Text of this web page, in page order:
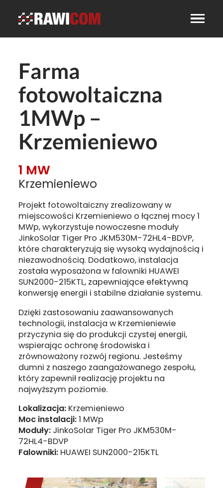
Farma
fotowoltaiczna
1MWp –
Krzemieniewo
1 MW
Krzemieniewo
Projekt fotowoltaiczny zrealizowany w
miejscowości Krzemieniewo o łącznej mocy 1
MWp, wykorzystuje nowoczesne moduły
JinkoSolar Tiger Pro JKM530M-72HL4-BDVP,
które charakteryzują się wysoką wydajnością i
niezawodnością. Dodatkowo, instalacja
została wyposażona w falowniki HUAWEI
SUN2000-215KTL, zapewniające efektywną
konwersję energii i stabilne działanie systemu.
Dzięki zastosowaniu zaawansowanych
technologii, instalacja w Krzemieniewie
przyczynia się do produkcji czystej energii,
wspierając ochronę środowiska i
zrównoważony rozwój regionu. Jesteśmy
dumni z naszego zaangażowanego zespołu,
który zapewnił realizację projektu na
najwyższym poziomie.
Lokalizacja:Krzemieniewo
Moc instalacji:1 MWp
Moduły:JinkoSolar Tiger Pro JKM530M-
72HL4-BDVP
Falowniki:HUAWEI SUN2000-215KTL